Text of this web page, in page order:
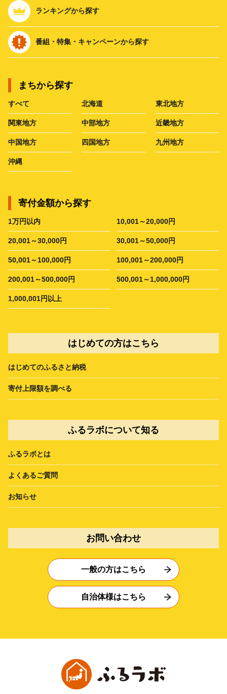
ランキングから探す
番組・特集・キャンペーンから探す
まちから探す
すべて 北海道 東北地方
関東地方 中部地方 近畿地方
中国地方 四国地方 九州地方
沖縄
寄付金額から探す
1万円以内 10,001～20,000円
20,001～30,000円 30,001～50,000円
50,001～100,000円 100,001～200,000円
200,001～500,000円 500,001～1,000,000円
1,000,001円以上
はじめての方はこちら
はじめてのふるさと納税
寄付上限額を調べる
ふるラボについて知る
ふるラボとは
よくあるご質問
お知らせ
お問い合わせ
一般の方はこちら
自治体様はこちら